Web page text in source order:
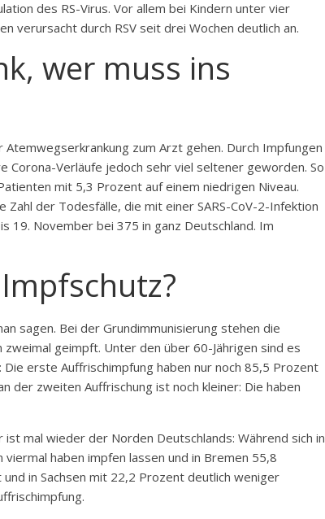
des RS-Virus. Vor allem bei Kindern unter vier
verursacht durch RSV seit drei Wochen deutlich an.
wer muss ins
zum Arzt gehen. Durch Impfungen
Corona-Verläufe jedoch sehr viel seltener geworden. So
mit 5,3 Prozent auf einem niedrigen Niveau.
der Todesfälle, die mit einer SARS-CoV-2-Infektion
19. November bei 375 in ganz Deutschland. Im
sagen. Bei der Grundimmunisierung stehen die
geimpft. Unter den über 60-Jährigen sind es
Die erste Auffrischimpfung haben nur noch 85,5 Prozent
der zweiten Auffrischung ist noch kleiner: Die haben
mal wieder der Norden Deutschlands: Während sich in
haben impfen lassen und in Bremen 55,8
in Sachsen mit 22,2 Prozent deutlich weniger